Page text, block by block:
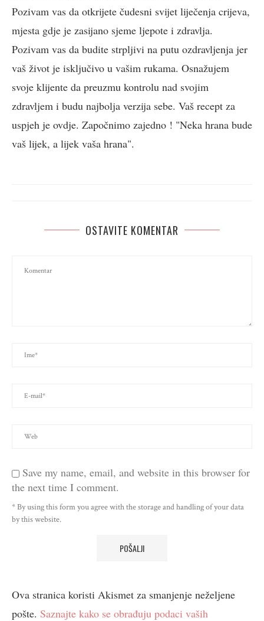
Pozivam vas da otkrijete čudesni svijet liječenja crijeva,
mjesta gdje je zasijano sjeme ljepote i zdravlja.
Pozivam vas da budite strpljivi na putu ozdravljenja jer
vaš život je isključivo u vašim rukama. Osnažujem
svoje klijente da preuzmu kontrolu nad svojim
zdravljem i budu najbolja verzija sebe. Vaš recept za
uspjeh je ovdje. Započnimo zajedno ! "Neka hrana bude
vaš lijek, a lijek vaša hrana".
OSTAVITE KOMENTAR
Save my name, email, and website in this browser for
the next time I comment.
* By using this form you agree with the storage and handling of your data
by this website.
Ova stranica koristi Akismet za smanjenje neželjene
pošte. Saznajte kako se obrađuju podaci vaših